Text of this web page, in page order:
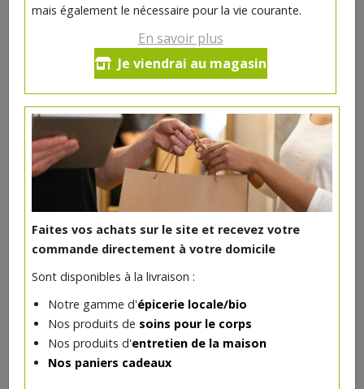
mais également le nécessaire pour la vie courante.
En savoir plus
Je viendrai au magasin
Faites vos achats sur le site et recevez votre
commande directement à votre domicile
Sont disponibles à la livraison :
Notre gamme d'épicerie locale/bio
Nos produits de soins pour le corps
Nos produits d'entretien de la maison
Nos paniers cadeaux
Tisane Tonique bio 25g (menthe,
sarriette, romarin, sauge, bleuet)
- 1 pc
5.35
Réception souhaitée le
DANS LA MÊME CATÉGORIE ...